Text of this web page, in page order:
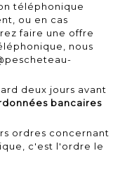
téléphonique
ou en cas
faire une offre
nous
deux jours avant
bancaires
ordres concernant
c'est l'ordre le